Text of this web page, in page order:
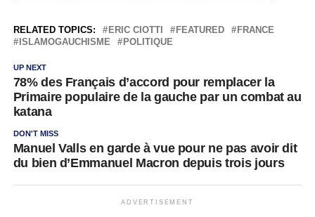
RELATED TOPICS: ERIC CIOTTI FEATURED
FRANCE
ISLAMOGAUCHISME
POLITIQUE
UP NEXT
78% des Français d’accord pour remplacer la
Primaire populaire de la gauche par un combat au
katana
DON'T MISS
Manuel Valls en garde à vue pour ne pas avoir dit
du bien d’Emmanuel Macron depuis trois jours
ADVERTISEMENT